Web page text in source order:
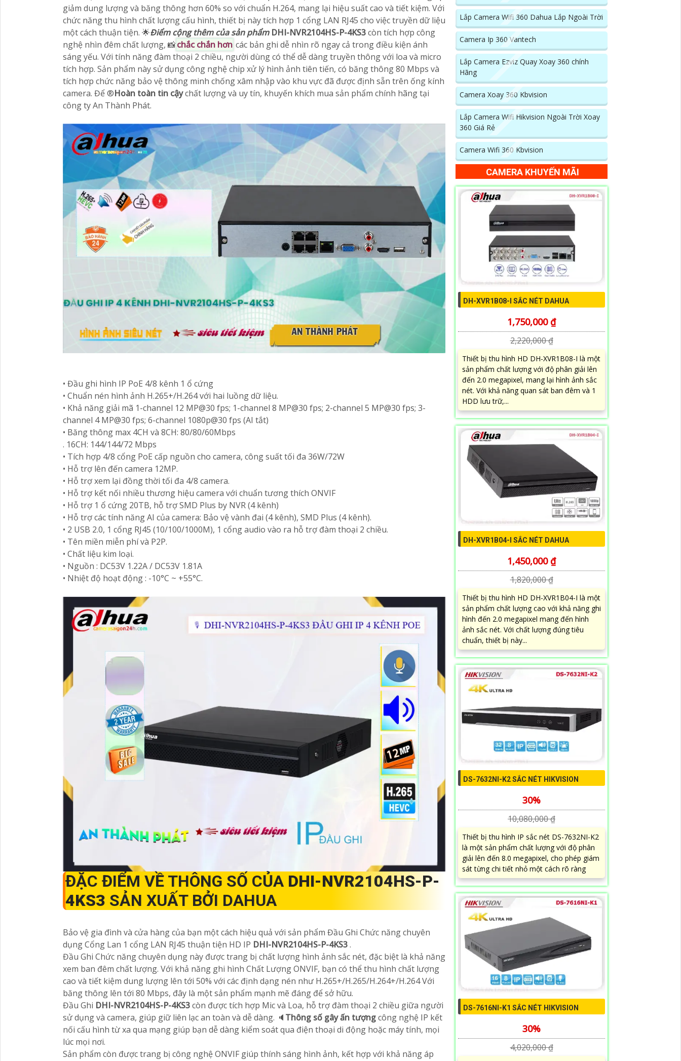
giảm dung lượng và băng thông hơn 60% so với chuẩn H.264, mang lại hiệu suất cao và tiết kiệm. Với
chức năng thu hình chất lượng cấu hình, thiết bị này tích hợp 1 cổng LAN RJ45 cho việc truyền dữ liệu
một cách thuận tiện. 🌟Điểm cộng thêm của sản phẩm DHI-NVR2104HS-P-4KS3còn tích hợp công
nghệ nhìn đêm chất lượng, 📸chắc chắn hơn các bản ghi dễ nhìn rõ ngay cả trong điều kiện ánh
sáng yếu. Với tính năng đàm thoại 2 chiều, người dùng có thể dễ dàng truyền thông với loa và micro
tích hợp. Sản phẩm này sử dụng công nghệ chip xử lý hình ảnh tiên tiến, có băng thông 80 Mbps và
tích hợp chức năng bảo vệ thông minh chống xâm nhập vào khu vực đã được định sẵn trên ống kính
camera. Để ®️Hoàn toàn tin cậychất lượng và uy tín, khuyến khích mua sản phẩm chính hãng tại
công ty An Thành Phát.
• Đầu ghi hình IP PoE 4/8 kênh 1 ổ cứng
• Chuẩn nén hình ảnh H.265+/H.264 với hai luồng dữ liệu.
• Khả năng giải mã 1-channel 12 MP@30 fps; 1-channel 8 MP@30 fps; 2-channel 5 MP@30 fps; 3-
channel 4 MP@30 fps; 6-channel 1080p@30 fps (AI tắt)
• Băng thông max 4CH và 8CH: 80/80/60Mbps
. 16CH: 144/144/72 Mbps
• Tích hợp 4/8 cổng PoE cấp nguồn cho camera, công suất tối đa 36W/72W
• Hỗ trợ lên đến camera 12MP.
• Hỗ trợ xem lại đồng thời tối đa 4/8 camera.
• Hỗ trợ kết nối nhiều thương hiệu camera với chuẩn tương thích ONVIF
• Hỗ trợ 1 ổ cứng 20TB, hỗ trợ SMD Plus by NVR (4 kênh)
• Hỗ trợ các tính năng AI của camera: Bảo vệ vành đai (4 kênh), SMD Plus (4 kênh).
• 2 USB 2.0, 1 cổng RJ45 (10/100/1000M), 1 cổng audio vào ra hỗ trợ đàm thoại 2 chiều.
• Tên miền miễn phí và P2P.
• Chất liệu kim loại.
• Nguồn : DC53V 1.22A / DC53V 1.81A
• Nhiệt độ hoạt động : -10°C ~ +55°C.
ĐẶC ĐIỂM VỀ THÔNG SỐ CỦA DHI-NVR2104HS-P-
4KS3 SẢN XUẤT BỞI DAHUA
Bảo vệ gia đình và cửa hàng của bạn một cách hiệu quả với sản phẩm Đầu Ghi Chức năng chuyên
dụng Cổng Lan 1 cổng LAN RJ45 thuận tiện HD IP DHI-NVR2104HS-P-4KS3.
Đầu Ghi Chức năng chuyên dụng này được trang bị chất lượng hình ảnh sắc nét, đặc biệt là khả năng
xem ban đêm chất lượng. Với khả năng ghi hình Chất Lượng ONVIF, bạn có thể thu hình chất lượng
cao và tiết kiệm dung lượng lên tới 50% với các định dạng nén như H.265+/H.265/H.264+/H.264 Với
băng thông lên tới 80 Mbps, đây là một sản phẩm mạnh mẽ đáng để sở hữu.
Đầu Ghi DHI-NVR2104HS-P-4KS3còn được tích hợp Mic và Loa, hỗ trợ đàm thoại 2 chiều giữa người
sử dụng và camera, giúp giữ liên lạc an toàn và dễ dàng. 🔈 Thông số gây ấn tượngcông nghệ IP kết
nối cấu hình từ xa qua mạng giúp bạn dễ dàng kiểm soát qua điện thoại di động hoặc máy tính, mọi
lúc mọi nơi.
Sản phẩm còn được trang bị công nghệ ONVIF giúp thính sáng hình ảnh, kết hợp với khả năng áp
Lắp Camera Wifi 360 Dahua Lắp Ngoài Trời
Camera Ip 360 Vantech
Lắp Camera Ezviz Quay Xoay 360 chính
Hãng
Camera Xoay 360 Kbvision
Lắp Camera Wifi Hikvision Ngoài Trời Xoay
360 Giá Rẻ
Camera Wifi 360 Kbvision
CAMERA KHUYẾN MÃI
DH-XVR1B08-I SẮC NÉT DAHUA
1,750,000 ₫
2,220,000 ₫
Thiết bị thu hình HD DH-XVR1B08-I là một
sản phẩm chất lượng với độ phân giải lên
đến 2.0 megapixel, mang lại hình ảnh sắc
nét. Với khả năng quan sát ban đêm và 1
HDD lưu trữ,...
DH-XVR1B04-I SẮC NÉT DAHUA
1,450,000 ₫
1,820,000 ₫
Thiết bị thu hình HD DH-XVR1B04-I là một
sản phẩm chất lượng cao với khả năng ghi
hình đến 2.0 megapixel mang đến hình
ảnh sắc nét. Với chất lượng đúng tiêu
chuẩn, thiết bị này...
DS-7632NI-K2 SẮC NÉT HIKVISION
30%
10,080,000 ₫
Thiết bị thu hình IP sắc nét DS-7632NI-K2
là một sản phẩm chất lượng với độ phân
giải lên đến 8.0 megapixel, cho phép giám
sát từng chi tiết nhỏ một cách rõ ràng
DS-7616NI-K1 SẮC NÉT HIKVISION
30%
4,020,000 ₫